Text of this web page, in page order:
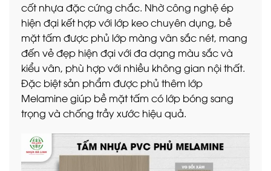
cốt nhựa đặc cứng chắc. Nhờ công nghệ ép
hiện đại kết hợp với lớp keo chuyên dụng, bề
mặt tấm được phủ lớp màng vân sắc nét, mang
đến vẻ đẹp hiện đại với đa dạng màu sắc và
kiểu vân, phù hợp với nhiều không gian nội thất.
Đặc biệt sản phẩm được phủ thêm lớp
Melamine giúp bề mặt tấm có lớp bóng sang
trọng và chống trầy xước hiệu quả.